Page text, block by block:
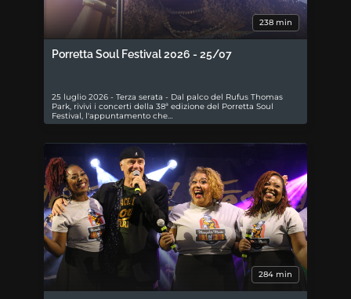
238 min
Porretta Soul Festival 2026 - 25/07
25 luglio 2026 - Terza serata - Dal palco del Rufus Thomas
Park, rivivi i concerti della 38ª edizione del Porretta Soul
Festival, l'appuntamento che…
284 min